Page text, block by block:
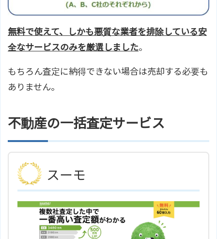
無料で使えて、しかも悪質な業者を排除している安
全なサービスのみを厳選しました。
もちろん査定に納得できない場合は売却する必要も
ありません。
不動産の一括査定サービス
スーモ